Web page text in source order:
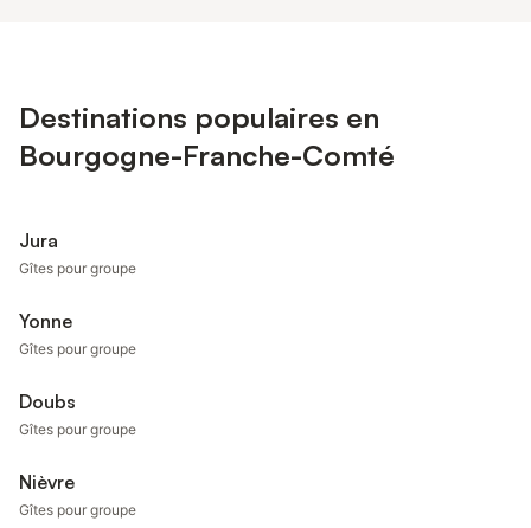
Destinations populaires en
Bourgogne-Franche-Comté
Jura
Gîtes pour groupe
Yonne
Gîtes pour groupe
Doubs
Gîtes pour groupe
Nièvre
Gîtes pour groupe